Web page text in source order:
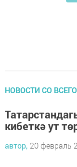
НОВОСТИ СО
кибеткә ут
автор, 20 февраль